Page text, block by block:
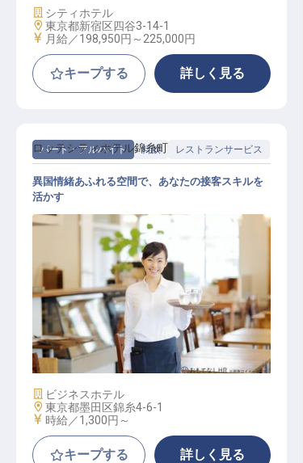
施設業態
シティホテル
勤務地
東京都新宿区四谷3-14-1
給与
月給／198,950円～ 225,000円
キープする 詳しく見る
パート・アルバイト 料飲 レストランサービス
レストランホールスタッフ
ロッテシティホテル錦糸町
異国情緒あふれる空間で、あなたの接客スキルを
活かす
施設業態
ビジネスホテル
勤務地
東京都墨田区錦糸4-6-1
給与
時給／1,300円～
キープする 詳しく見る